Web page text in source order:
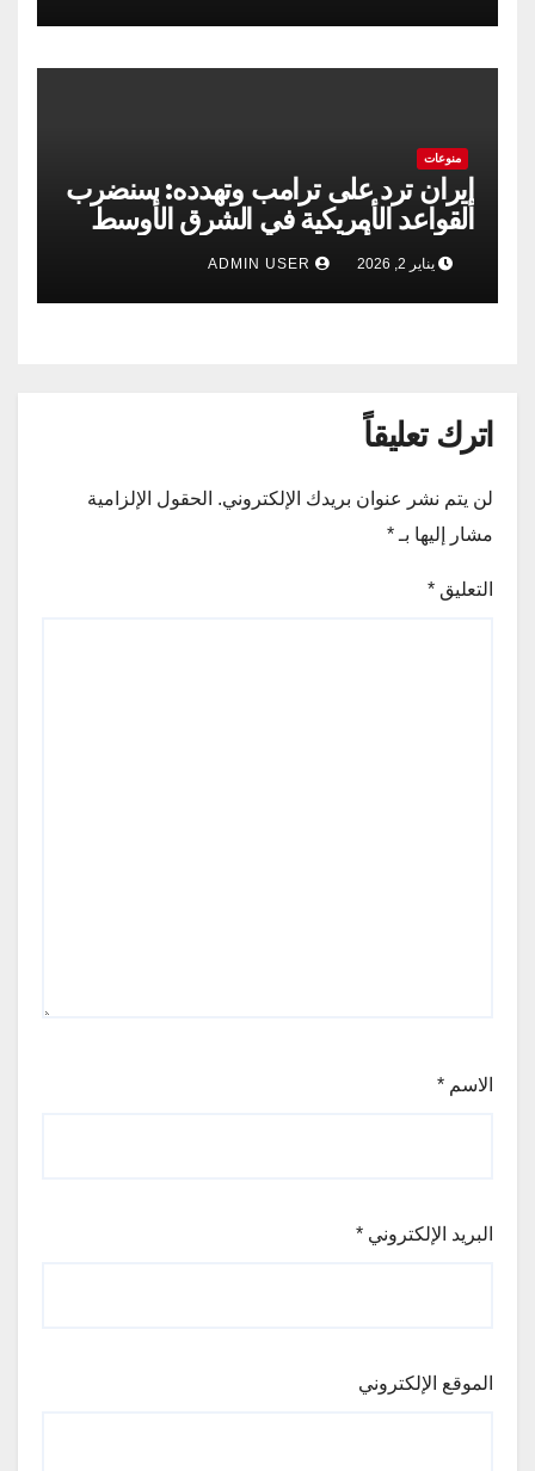
منوعات
إيران ترد على ترامب وتهدده: سنضرب
القواعد الأمريكية في الشرق الأوسط
إذا حدثت أي مغامرة
يناير 2, 2026
اترك تعليقاً
لن يتم نشر عنوان بريدك الإلكتروني. الحقول الإلزامية
مشار إليها بـ*
التعليق *
الاسم *
البريد الإلكتروني *
الموقع الإلكتروني